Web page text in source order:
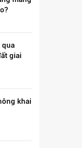
qua
giai
khai